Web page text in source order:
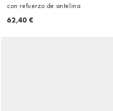
con refuerzo de antelina
62,40 €